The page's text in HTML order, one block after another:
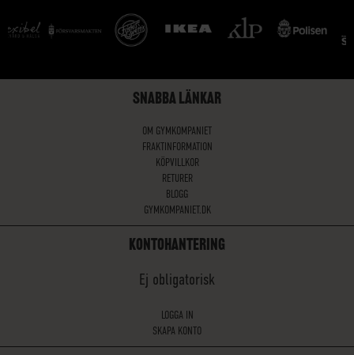
SNABBA LÄNKAR
OM GYMKOMPANIET
FRAKTINFORMATION
KÖPVILLKOR
RETURER
BLOGG
GYMKOMPANIET.DK
KONTOHANTERING
Ej obligatorisk
LOGGA IN
SKAPA KONTO